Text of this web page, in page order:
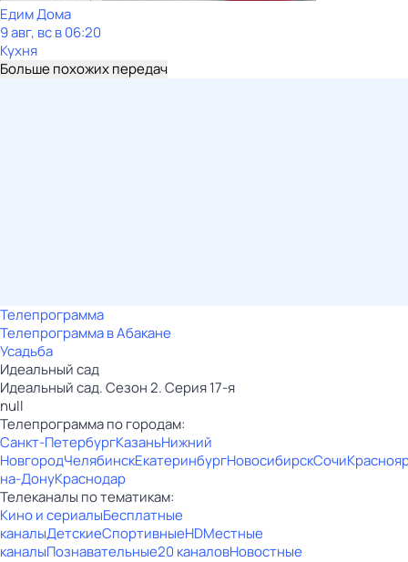
Едим Дома
9 авг, вс в 06:20
Кухня
Больше похожих передач
Телепрограмма
Телепрограмма в Абакане
Усадьба
Идеальный сад
Идеальный сад. Сезон 2. Серия 17-я
null
Телепрограмма по городам:
Санкт-ПетербургКазаньНижний
НовгородЧелябинскЕкатеринбургНовосибирскСочи
на-ДонуКраснодар
Телеканалы по тематикам:
Кино и сериалыБесплатные
каналыДетскиеСпортивныеHDМестные
каналыПознавательные20 каналовНовостные